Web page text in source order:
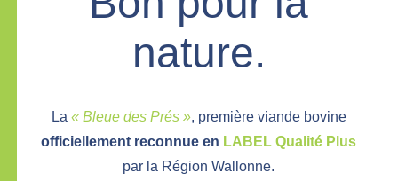
nature.
La « Bleue des Prés », première viande bovine
officiellement reconnue en LABEL Qualité Plus
par la Région Wallonne.